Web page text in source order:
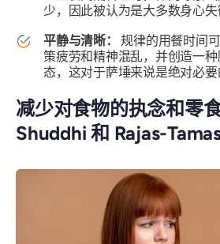
少，因此被认为是大多数身心失
平静与清晰：
规律的用餐时间
策疲劳和精神混乱，并创造一
态，这对于萨埵来说是绝对必要
减少对食物的执念和零
Shuddhi 和 Rajas-Tamas